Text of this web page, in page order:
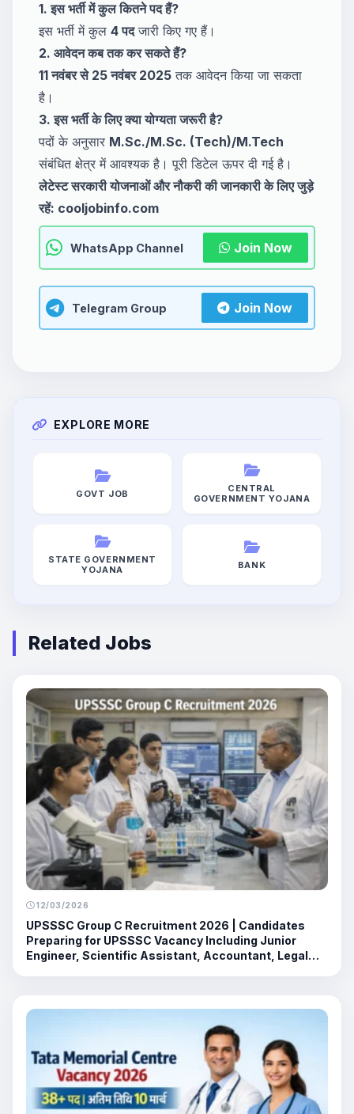
1. इस भर्ती में कुल कितने पद हैं?
इस भर्ती में कुल 4 पदजारी किए गए हैं।
2. आवेदन कब तक कर सकते हैं?
11 नवंबर से 25 नवंबर 2025 तक आवेदन किया जा सकता
है।
3. इस भर्ती के लिए क्या योग्यता जरूरी है?
पदों के अनुसार M.Sc./M.Sc. (Tech)/M.Tech
संबंधित क्षेत्र में आवश्यक है। पूरी डिटेल ऊपर दी गई है।
लेटेस्ट सरकारी योजनाओं और नौकरी की जानकारी के लिए जुड़े
रहें: cooljobinfo.com
WhatsApp Channel Join Now
Telegram Group Join Now
EXPLORE MORE
GOVT JOB
CENTRAL
GOVERNMENT YOJANA
STATE GOVERNMENT
YOJANA
BANK
Related Jobs
12/03/2026
UPSSSC Group C Recruitment 2026 | Candidates
Preparing for UPSSSC Vacancy Including Junior
Engineer, Scientific Assistant, Accountant, Legal